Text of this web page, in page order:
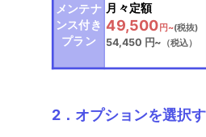
メンテナ
ンス付き
プラン
月々定額
49,500 円~(税抜)
54,450 円~ （税込）
2．オプションを選択